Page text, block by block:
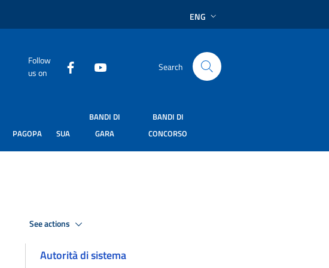
ENG
Follow
us on
Search
PAGOPA SUA
BANDI DI
GARA
BANDI DI
CONCORSO
See actions
Autorità di sistema